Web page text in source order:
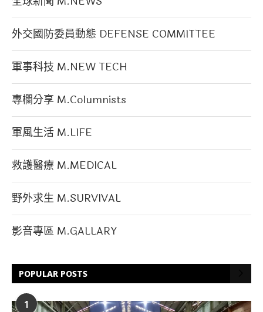
外交國防委員動態 DEFENSE COMMITTEE
軍事科技 M.NEW TECH
專欄分享 M.Columnists
軍風生活 M.LIFE
救護醫療 M.MEDICAL
野外求生 M.SURVIVAL
影音專區 M.GALLARY
POPULAR POSTS
1